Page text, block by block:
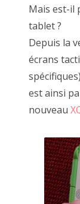
Mais est-il
tablet ?
Depuis la
écrans
est ainsi
nouveau